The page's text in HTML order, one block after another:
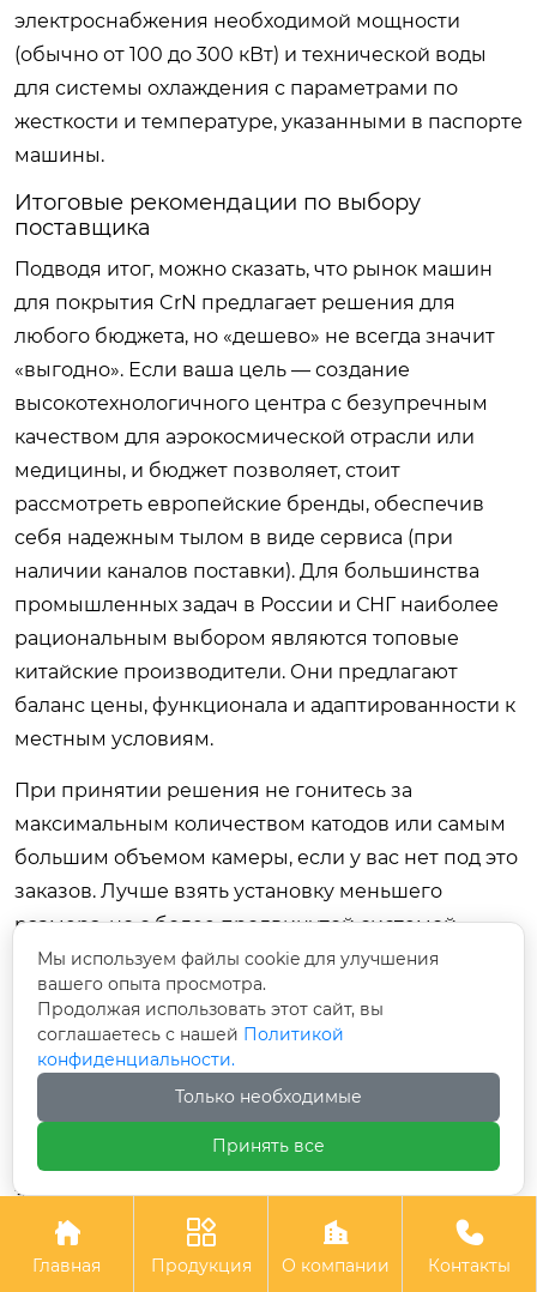
электроснабжения необходимой мощности
(обычно от 100 до 300 кВт) и технической воды
для системы охлаждения с параметрами по
жесткости и температуре, указанными в паспорте
машины.
Итоговые рекомендации по выбору
поставщика
Подводя итог, можно сказать, что рынок машин
для покрытия CrN предлагает решения для
любого бюджета, но «дешево» не всегда значит
«выгодно». Если ваша цель — создание
высокотехнологичного центра с безупречным
качеством для аэрокосмической отрасли или
медицины, и бюджет позволяет, стоит
рассмотреть европейские бренды, обеспечив
себя надежным тылом в виде сервиса (при
наличии каналов поставки). Для большинства
промышленных задач в России и СНГ наиболее
рациональным выбором являются топовые
китайские производители. Они предлагают
баланс цены, функционала и адаптированности к
местным условиям.
При принятии решения не гонитесь за
максимальным количеством катодов или самым
большим объемом камеры, если у вас нет под это
заказов. Лучше взять установку меньшего
размера, но с более продвинутой системой
управления и источниками питания нового
поколения. Помните, что основная ценность
машины — не в железе, а в способности
стабильно выдавать качественный продукт цикл
за циклом. Запросите референс-лист у
поставщика и свяжитесь с действующими
клиентами в вашем регионе. Личный опыт
эксплуатации скажет больше, чем любая
презентация.
Мы готовы помочь вам провести технический

Главная

Продукция

О компании

Контакты
Мы используем файлы cookie для улучшения
вашего опыта просмотра.
Продолжая использовать этот сайт, вы
соглашаетесь с нашей Политикой
конфиденциальности.
Только необходимые
Принять все